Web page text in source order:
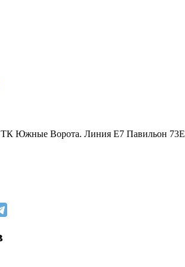
Южные Ворота. Линия Е7 Павильон 73Е